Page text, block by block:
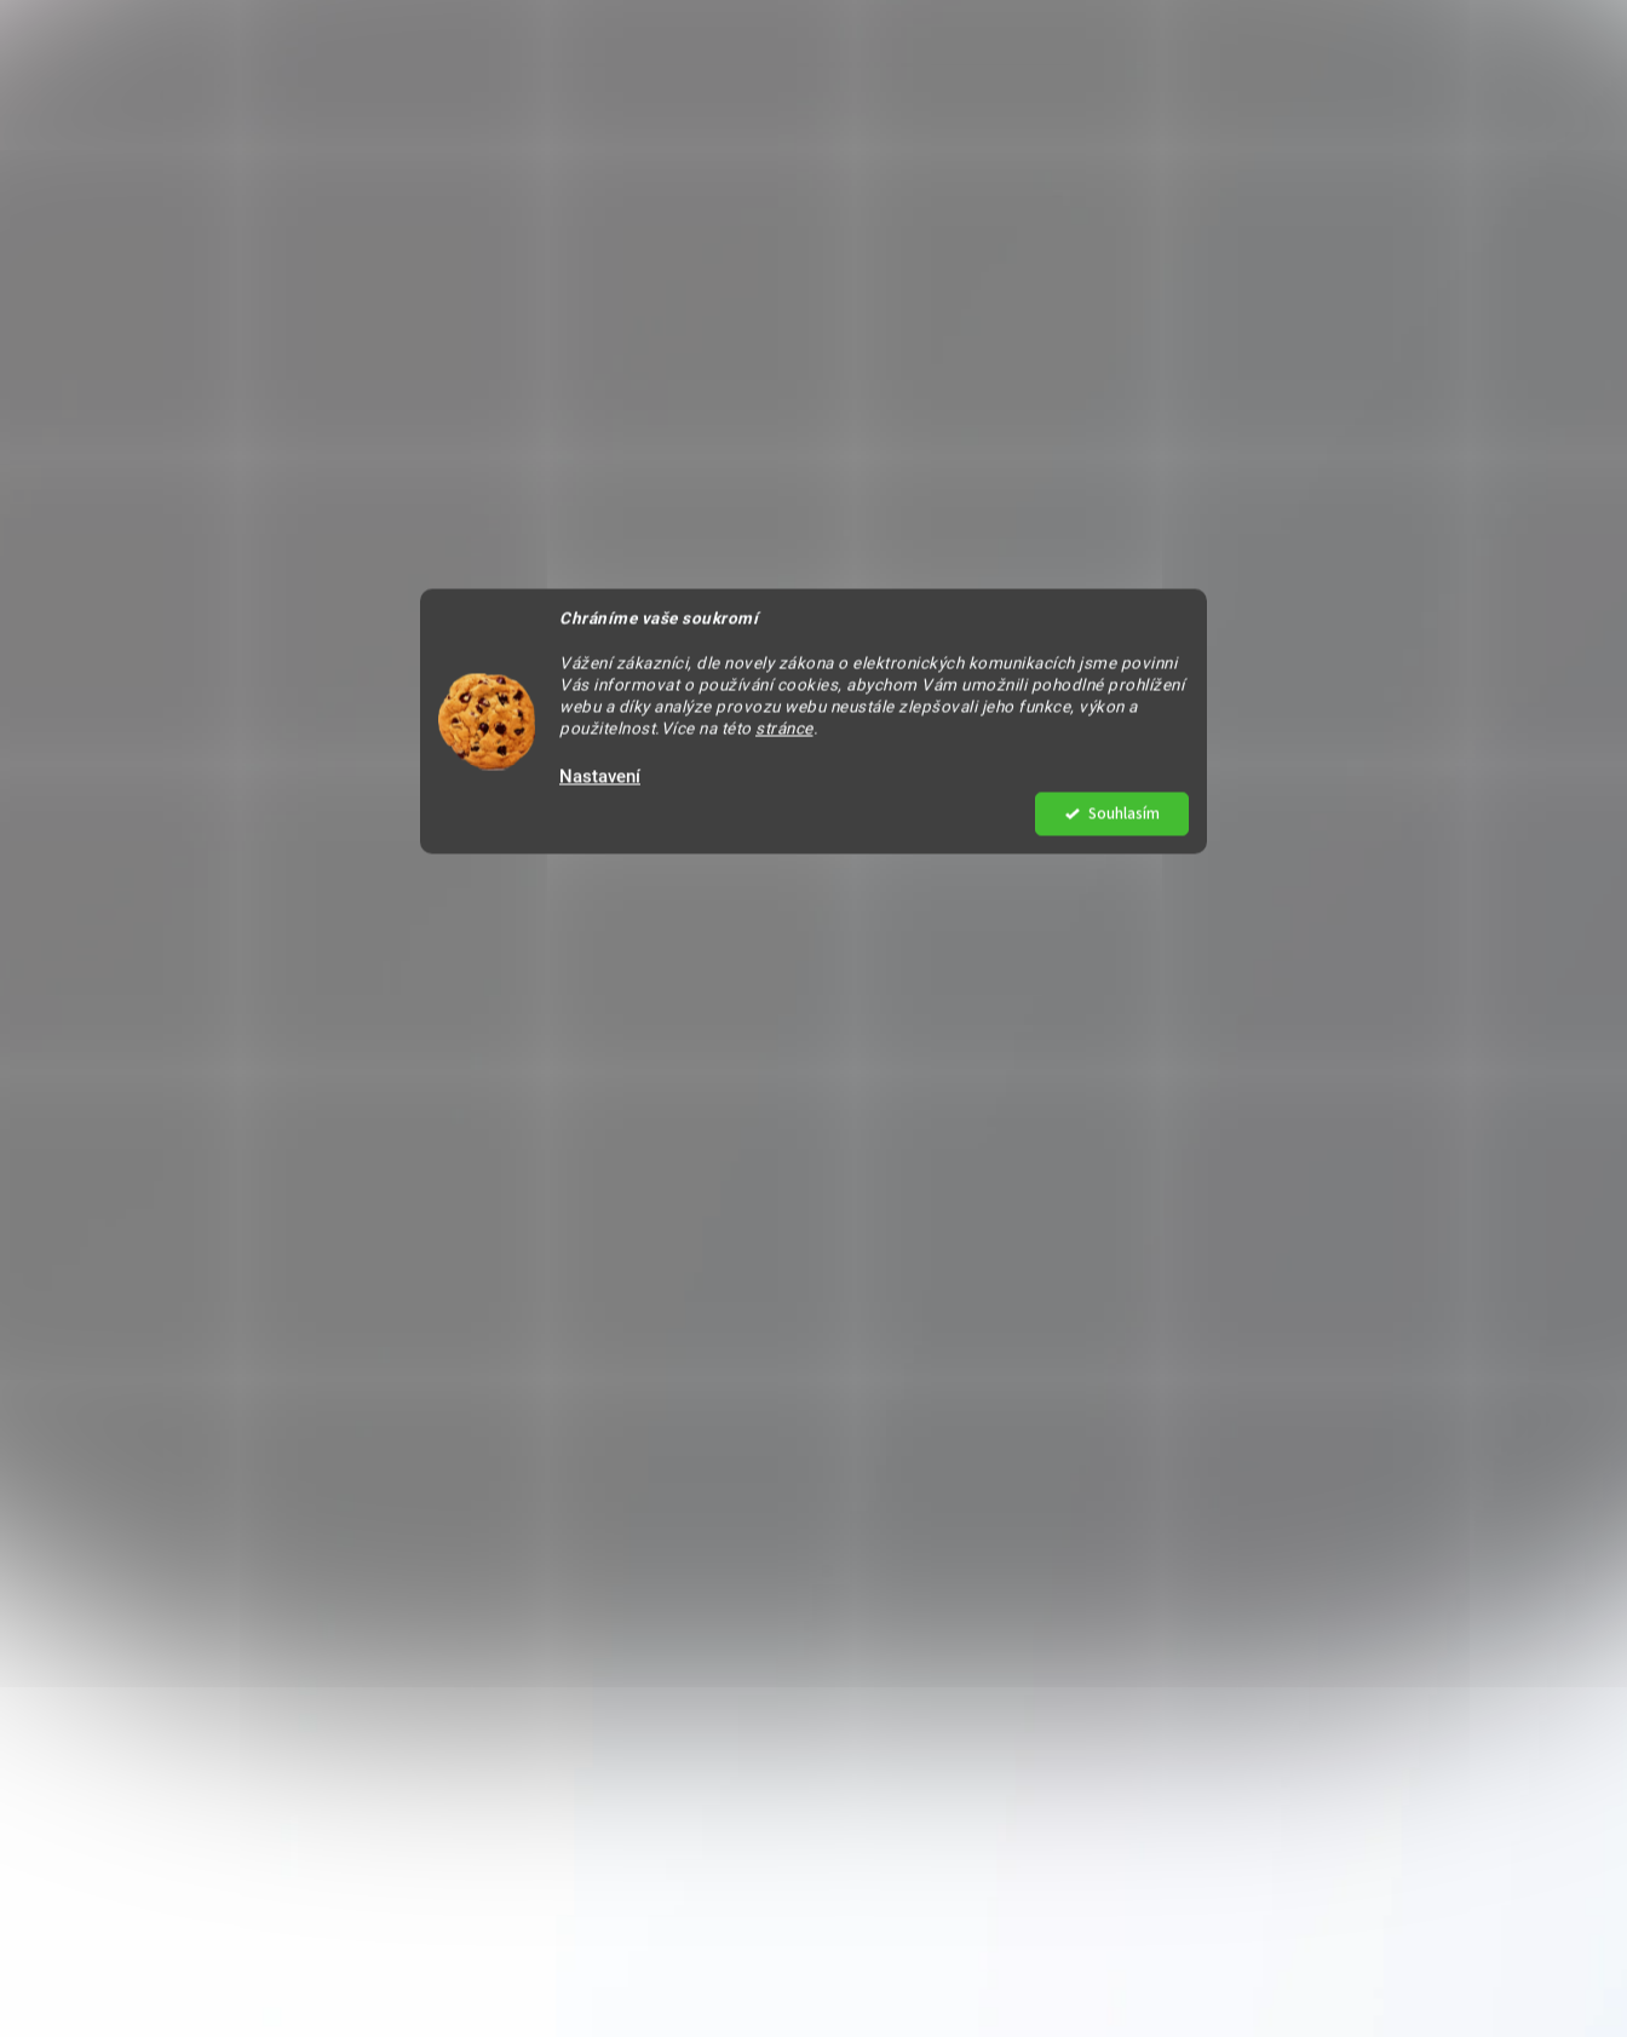
Chráníme vaše soukromí
Vážení zákazníci, dle novely zákona o elektronických komunikacích jsme povinni
Vás informovat o používání cookies, abychom Vám umožnili pohodlné prohlížení
webu a díky analýze provozu webu neustále zlepšovali jeho funkce, výkon a
použitelnost.Více na této stránce.
Nastavení
Souhlasím